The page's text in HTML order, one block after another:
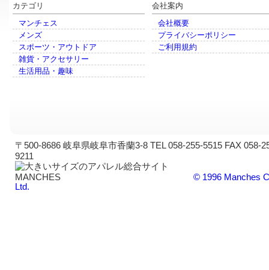
カテゴリ
マンチェス
メンズ
スポーツ・アウトドア
雑貨・アクセサリー
生活用品・趣味
会社案内
会社概要
プライバシーポリシー
ご利用規約
〒500-8686 岐阜県岐阜市香蘭3-8 TEL 058-255-5515 FAX 058-
9211
© 1996 Manches
Ltd.